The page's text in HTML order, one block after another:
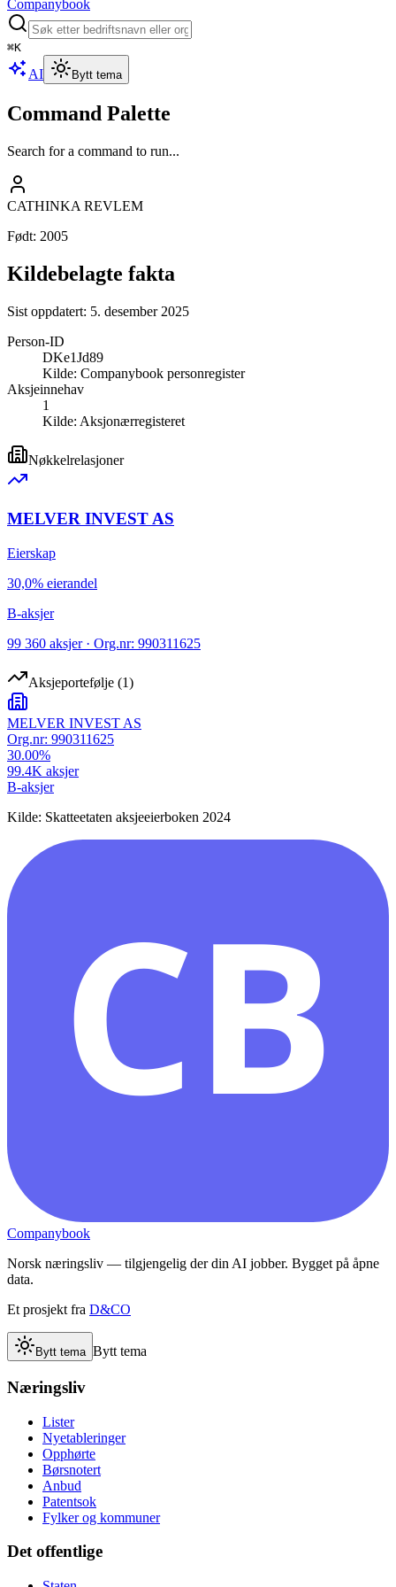
Companybook
⌘K
AI Bytt tema
Command Palette
Search for a command to run...
CATHINKA REVLEM
Født: 2005
Kildebelagte fakta
Sist oppdatert: 5. desember 2025
Person-ID
DKe1Jd89
Kilde: Companybook personregister
Aksjeinnehav
1
Kilde: Aksjonærregisteret
Nøkkelrelasjoner
MELVER INVEST AS
Eierskap
30,0% eierandel
B-aksjer
99 360 aksjer · Org.nr: 990311625
Aksjeportefølje (1)
MELVER INVEST AS
Org.nr: 990311625
30.00%
99.4K aksjer
B-aksjer
Kilde: Skatteetaten aksjeeierboken 2024
CB
Companybook
Norsk næringsliv — tilgjengelig der din AI jobber. Bygget på åpne
data.
Et prosjekt fra D&CO
Bytt tema Bytt tema
Næringsliv
Lister
Nyetableringer
Opphørte
Børsnotert
Anbud
Patentsok
Fylker og kommuner
Det offentlige